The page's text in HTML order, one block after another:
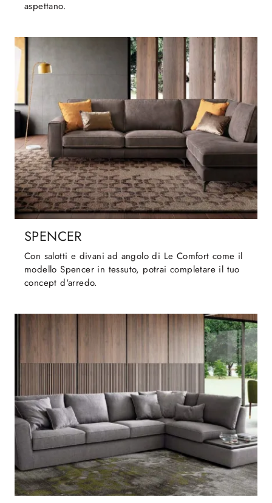
aspettano.
SPENCER
Con salotti e divani ad angolo di Le Comfort come il
modello Spencer in tessuto, potrai completare il tuo
concept d'arredo.